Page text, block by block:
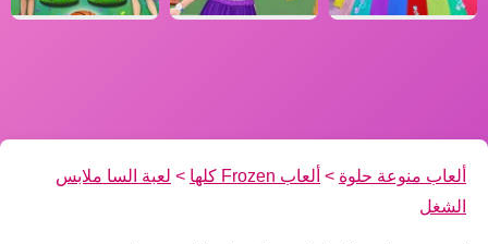
ألعاب منوعة حلوة > ألعاب Frozen كلها > لعبة السا ملابس
الشغل